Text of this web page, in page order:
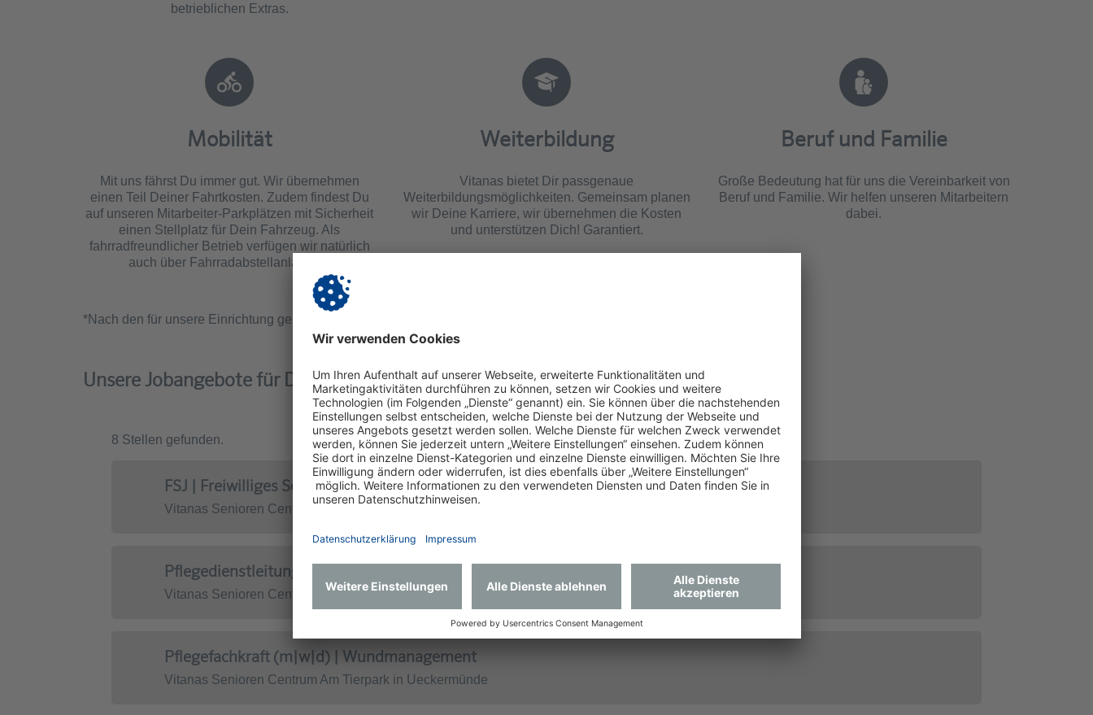
betrieblichen Extras.
Mobilität
Mit uns fährst Du immer gut. Wir übernehmen
einen Teil Deiner Fahrtkosten. Zudem findest Du
auf unseren Mitarbeiter-Parkplätzen mit Sicherheit
einen Stellplatz für Dein Fahrzeug. Als
fahrradfreundlicher Betrieb verfügen wir natürlich
auch über Fahrradabstellanlagen.
Weiterbildung
Vitanas bietet Dir passgenaue
Weiterbildungsmöglichkeiten. Gemeinsam planen
wir Deine Karriere, wir übernehmen die Kosten
und unterstützen Dich! Garantiert.
Beruf und Familie
Große Bedeutung hat für uns die Vereinbarkeit von
Beruf und Familie. Wir helfen unseren Mitarbeitern
dabei.
*Nach den für unsere Einrichtung geltenden Regelungen.
Unsere Jobangebote für Dich
8 Stellen gefunden.
FSJ | Freiwilliges Soziales Jahr - Bereich Pflege (m|w|d)
Vitanas Senioren Centrum Am Tierpark in Ueckermünde
Pflegedienstleitung (m|w|d)
Vitanas Senioren Centrum Am Tierpark in Ueckermünde
Pflegefachkraft (m|w|d) | Wundmanagement
Vitanas Senioren Centrum Am Tierpark in Ueckermünde